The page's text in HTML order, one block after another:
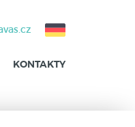
KONTAKTY